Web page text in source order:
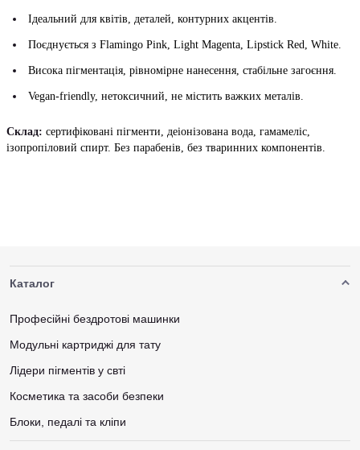
Ідеальний для квітів, деталей, контурних акцентів.
Поєднується з Flamingo Pink, Light Magenta, Lipstick Red, White.
Висока пігментація, рівномірне нанесення, стабільне загоєння.
Vegan-friendly, нетоксичний, не містить важких металів.
Склад: сертифіковані пігменти, деіонізована вода, гамамеліс,
ізопропіловий спирт. Без парабенів, без тваринних компонентів.
Каталог
Професійні бездротові машинки
Модульні картриджі для тату
Лідери пігментів у свті
Косметика та засоби безпеки
Блоки, педалі та кліпи